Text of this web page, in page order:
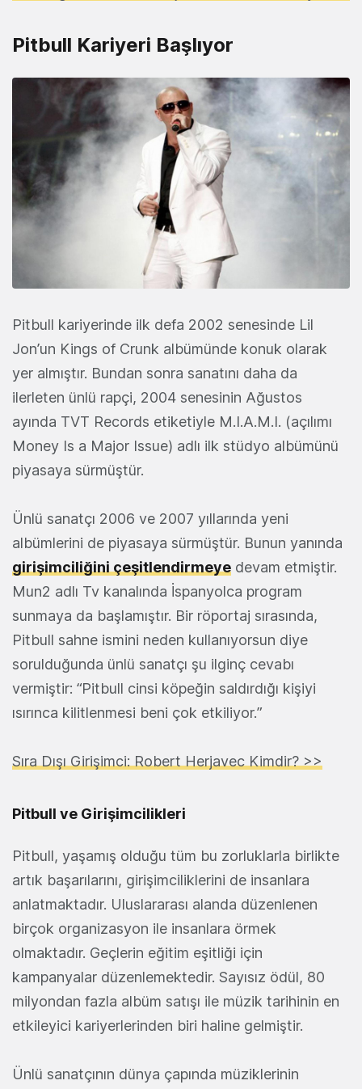
Pitbull Kariyeri Başlıyor
Pitbull kariyerinde ilk defa 2002 senesinde Lil
Jon’un Kings of Crunk albümünde konuk olarak
yer almıştır. Bundan sonra sanatını daha da
ilerleten ünlü rapçi, 2004 senesinin Ağustos
ayında TVT Records etiketiyle M.I.A.M.I. (açılımı
Money Is a Major Issue) adlı ilk stüdyo albümünü
piyasaya sürmüştür.
Ünlü sanatçı 2006 ve 2007 yıllarında yeni
albümlerini de piyasaya sürmüştür. Bunun yanında
girişimciliğini çeşitlendirmeye devam etmiştir.
Mun2 adlı Tv kanalında İspanyolca program
sunmaya da başlamıştır. Bir röportaj sırasında,
Pitbull sahne ismini neden kullanıyorsun diye
sorulduğunda ünlü sanatçı şu ilginç cevabı
vermiştir: “Pitbull cinsi köpeğin saldırdığı kişiyi
ısırınca kilitlenmesi beni çok etkiliyor.”
Sıra Dışı Girişimci: Robert Herjavec Kimdir? >>
Pitbull ve Girişimcilikleri
Pitbull, yaşamış olduğu tüm bu zorluklarla birlikte
artık başarılarını, girişimciliklerini de insanlara
anlatmaktadır. Uluslararası alanda düzenlenen
birçok organizasyon ile insanlara örmek
olmaktadır. Geçlerin eğitim eşitliği için
kampanyalar düzenlemektedir. Sayısız ödül, 80
milyondan fazla albüm satışı ile müzik tarihinin en
etkileyici kariyerlerinden biri haline gelmiştir.
Ünlü sanatçının dünya çapında müziklerinin